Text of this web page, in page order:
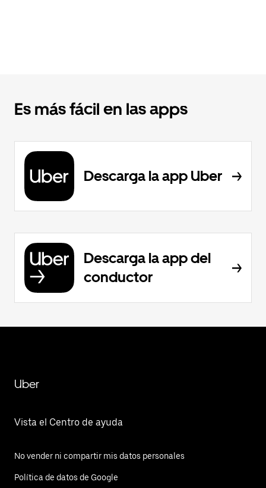
Es más fácil en las apps
Descarga la app Uber
Descarga la app del
conductor
Uber
Vista el Centro de ayuda
No vender ni compartir mis datos personales
Política de datos de Google